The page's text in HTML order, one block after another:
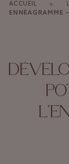
ACCUEIL »
ENNÉAGRAMME